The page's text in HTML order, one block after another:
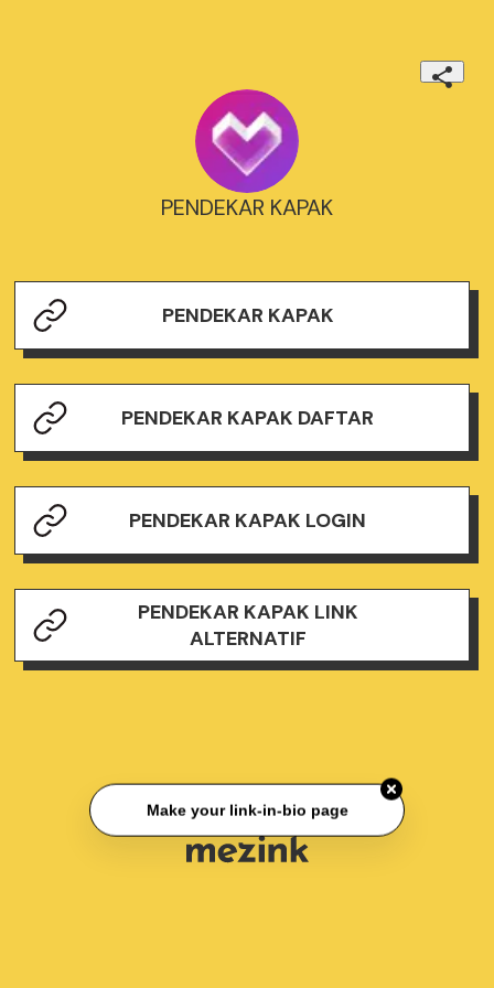
PENDEKAR KAPAK
PENDEKAR KAPAK
PENDEKAR KAPAK DAFTAR
PENDEKAR KAPAK LOGIN
PENDEKAR KAPAK LINK
ALTERNATIF
Make your link-in-bio page